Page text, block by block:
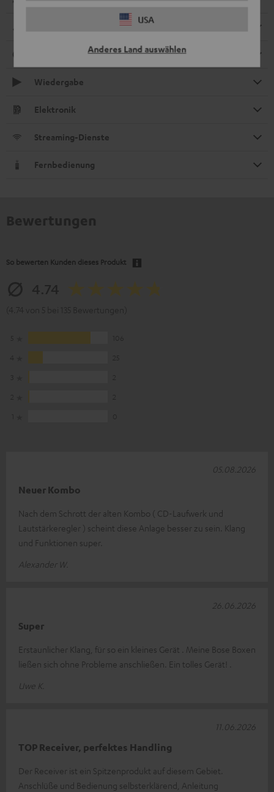
USA
Anderes Land auswählen
Wiedergabe
Elektronik
Streaming-Dienste
Fernbedienung
So bewerten Kunden dieses Produkt
Neuer Kombo
Nach dem Schrott der alten Kombo ( CD-Laufwerk und
Lautstärkeregler ) scheint diese Anlage besser zu sein. Klang
und Funktionen super.
Alexander W.
05.08.2026
Super
Erstaunlicher Klang, für so ein kleines Gerät . Meine Bose Boxen
ließen sich ohne Probleme anschließen. Ein tolles Gerät! .
Uwe K.
26.06.2026
TOP Receiver, perfektes Handling
Der Receiver ist ein Spitzenprodukt auf diesem Gebiet.
Anschlüße und Bedienung selbsterklärend, Anleitung
11.06.2026